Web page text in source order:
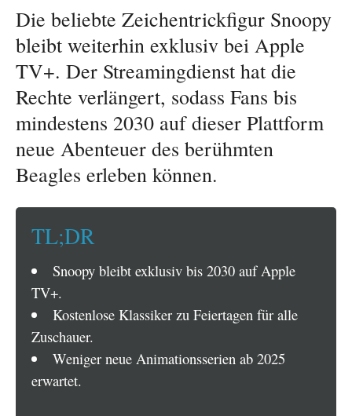
Die beliebte Zeichentrickfigur Snoopy
bleibt weiterhin exklusiv bei Apple
TV+. Der Streamingdienst hat die
Rechte verlängert, sodass Fans bis
mindestens 2030 auf dieser Plattform
neue Abenteuer des berühmten
Beagles erleben können.
TL;DR
Snoopy bleibt exklusiv bis 2030 auf Apple
TV+.
Kostenlose Klassiker zu Feiertagen für alle
Zuschauer.
Weniger neue Animationsserien ab 2025
erwartet.